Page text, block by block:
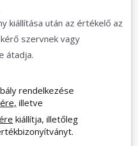
kiállítása után az értékelő az
szervnek vagy
átadja.
rendelkezése
illetve
kiállítja, illetőleg